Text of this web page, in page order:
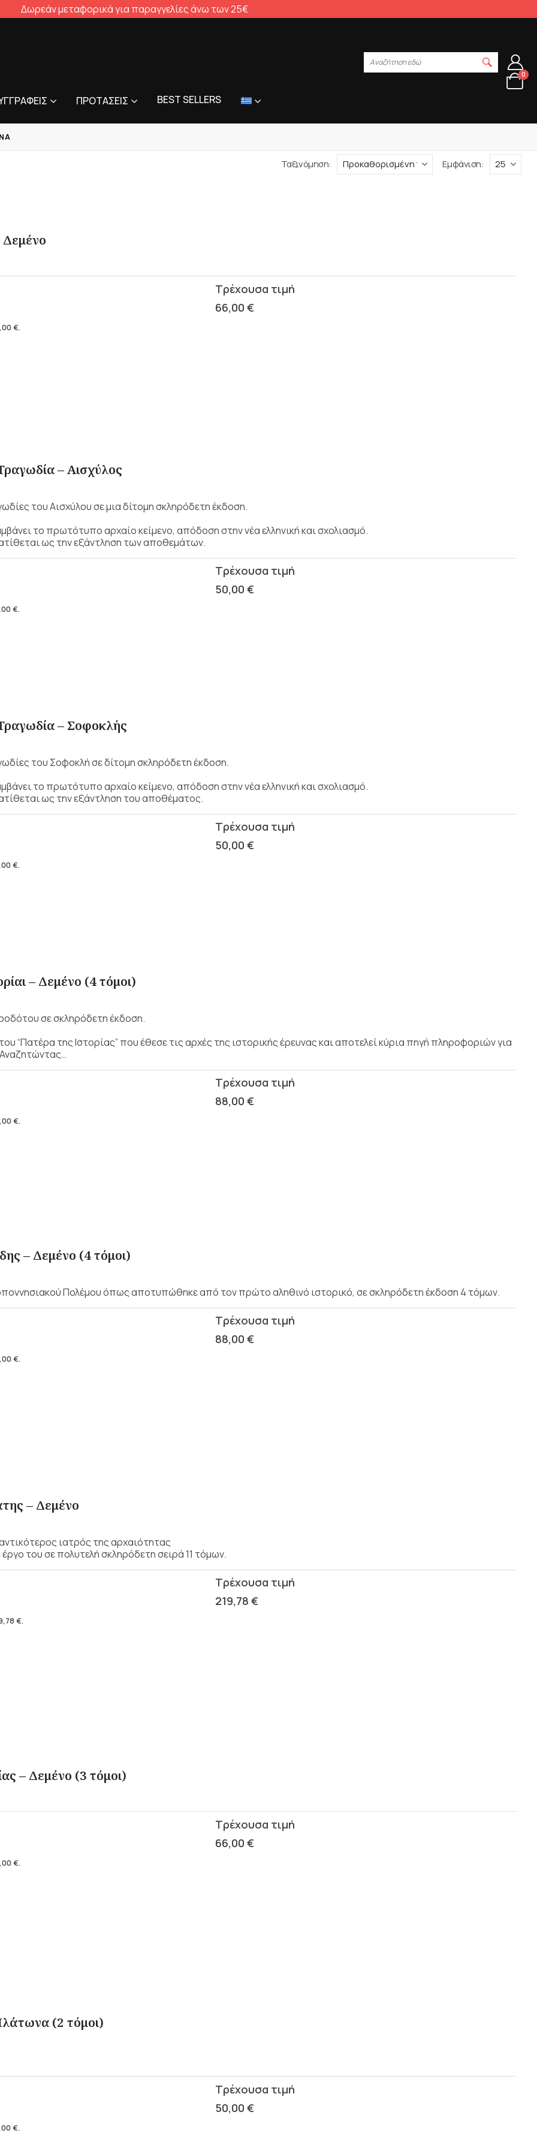
Δωρεάν μεταφορικά για παραγγελίες άνω των 25€
ΠΡΟΤΆΣΕΙΣ BEST SELLERS
Αναζήτηση εδώ
0
Ταξινόμηση: Εμφάνιση:
Δεμένο
66,00 €
€.
– Αισχύλος
του Αισχύλου σε μια δίτομη σκληρόδετη έκδοση.
το πρωτότυπο αρχαίο κείμενο, απόδοση στην νέα ελληνική και σχολιασμό.
ως την εξάντληση των αποθεμάτων.
50,00 €
€.
– Σοφοκλής
του Σοφοκλή σε δίτομη σκληρόδετη έκδοση.
το πρωτότυπο αρχαίο κείμενο, απόδοση στην νέα ελληνική και σχολιασμό.
ως την εξάντληση του αποθέματος.
50,00 €
€.
– Δεμένο (4 τόμοι)
σε σκληρόδετη έκδοση.
“Πατέρα της Ιστορίας” που έθεσε τις αρχές της ιστορικής έρευνας και αποτελεί κύρια πηγή πληροφοριών για
88,00 €
€.
– Δεμένο (4 τόμοι)
Πολέμου όπως αποτυπώθηκε από τον πρώτο αληθινό ιστορικό, σε σκληρόδετη έκδοση 4 τόμων.
88,00 €
€.
– Δεμένο
ιατρός της αρχαιότητας
του σε πολυτελή σκληρόδετη σειρά 11 τόμων.
219,78 €
€.
– Δεμένο (3 τόμοι)
66,00 €
€.
(2 τόμοι)
50,00 €
€.